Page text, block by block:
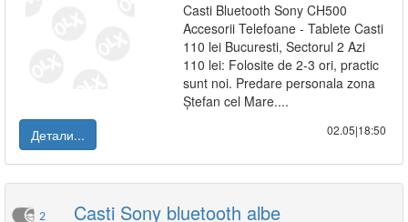
Casti Bluetooth Sony CH500
Accesorii Telefoane - Tablete Casti
110 lei Bucuresti, Sectorul 2 Azi
110 lei: Folosite de 2-3 ori, practic
sunt noi. Predare personala zona
Ștefan cel Mare....
Детали...
02.05|18:50
2 Casti Sony bluetooth albe